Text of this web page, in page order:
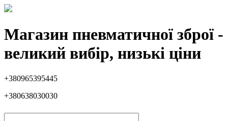
Перейти до основного вмісту
Магазин пневматичної зброї -
великий вибір, низькі ціни
+380965395445
+380638030030